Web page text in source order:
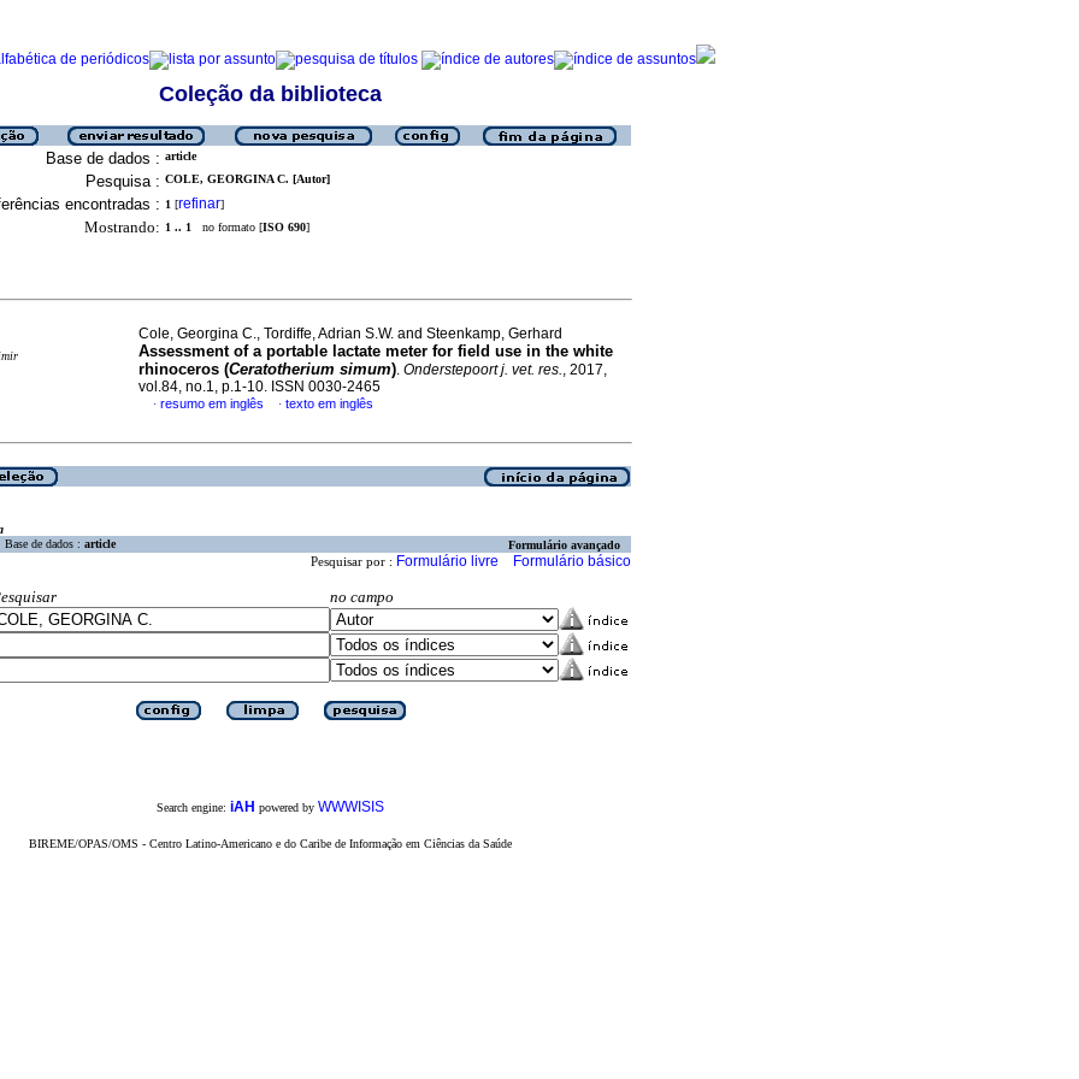
Coleção da biblioteca
Base de dados : article
Pesquisa : COLE, GEORGINA C. [Autor]
encontradas : 1 [refinar]
Mostrando: 1 .. 1 no formato [ISO 690]
Cole, Georgina C., Tordiffe, Adrian S.W. and Steenkamp, Gerhard
Assessment of a portable lactate meter for field use in the white
rhinoceros (Ceratotherium simum). Onderstepoort j. vet. res., 2017,
vol.84, no.1, p.1-10. ISSN 0030-2465
· resumo em inglês · texto em inglês
Base de dados : article Formulário avançado
Pesquisar por : Formulário livre Formulário básico
no campo
Search engine: iAH powered by WWWISIS
BIREME/OPAS/OMS - Centro Latino-Americano e do Caribe de Informação em Ciências da Saúde